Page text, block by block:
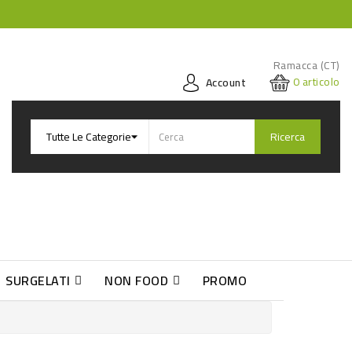
Ramacca (CT)
Account
0articolo
Ricerca
SURGELATI NON FOOD PROMO